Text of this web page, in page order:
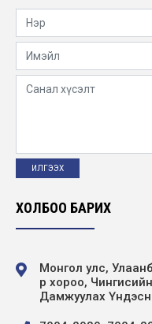
ХОЛБОО БАРИХ
Монгол улс,
р хороо,
Дамжуулах